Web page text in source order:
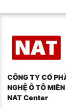
CÔNG TY CỔ
NGHỆ Ô TÔ
NAT Center